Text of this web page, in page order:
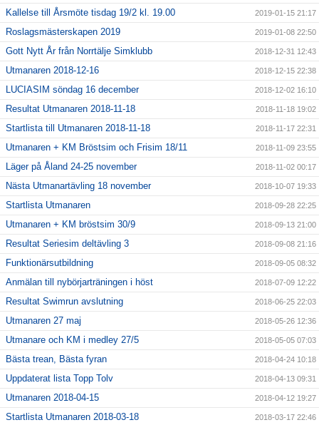
Kallelse till Årsmöte tisdag 19/2 kl. 19.00 2019-01-15 21:17
Roslagsmästerskapen 2019 2019-01-08 22:50
Gott Nytt År från Norrtälje Simklubb 2018-12-31 12:43
Utmanaren 2018-12-16 2018-12-15 22:38
LUCIASIM söndag 16 december 2018-12-02 16:10
Resultat Utmanaren 2018-11-18 2018-11-18 19:02
Startlista till Utmanaren 2018-11-18 2018-11-17 22:31
Utmanaren + KM Bröstsim och Frisim 18/11 2018-11-09 23:55
Läger på Åland 24-25 november 2018-11-02 00:17
Nästa Utmanartävling 18 november 2018-10-07 19:33
Startlista Utmanaren 2018-09-28 22:25
Utmanaren + KM bröstsim 30/9 2018-09-13 21:00
Resultat Seriesim deltävling 3 2018-09-08 21:16
Funktionärsutbildning 2018-09-05 08:32
Anmälan till nybörjarträningen i höst 2018-07-09 12:22
Resultat Swimrun avslutning 2018-06-25 22:03
Utmanaren 27 maj 2018-05-26 12:36
Utmanare och KM i medley 27/5 2018-05-05 07:03
Bästa trean, Bästa fyran 2018-04-24 10:18
Uppdaterat lista Topp Tolv 2018-04-13 09:31
Utmanaren 2018-04-15 2018-04-12 19:27
Startlista Utmanaren 2018-03-18 2018-03-17 22:46